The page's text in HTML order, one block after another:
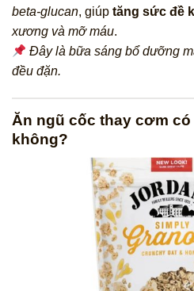
beta-glucan, giúp tăng sức đề
xương và mỡ máu.
Đây là bữa sáng bổ dưỡng
đều đặn.
Ăn ngũ cốc thay cơm
không?